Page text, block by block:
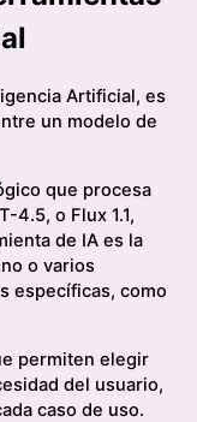
Artificial, es
un modelo de
que procesa
4.5, o Flux 1.1,
de IA es la
o varios
específicas, como
permiten elegir
del usuario,
caso de uso.